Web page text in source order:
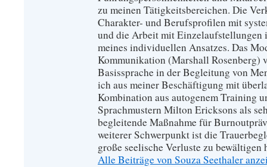
zu meinen Tätigkeitsbereichen. Die
Charakter- und Berufsprofilen mit
und die Arbeit mit Einzelaufstellungen
meines individuellen Ansatzes. Das
Kommunikation (Marshall Rosenberg)
Basissprache in der Begleitung von
ich aus meiner Beschäftigung mit
Kombination aus autogenem Training
Sprachmustern Milton Ericksons als
begleitende Maßnahme für
weiterer Schwerpunkt ist die
große seelische Verluste zu bewältigen
Alle Beiträge von Souza Seethaler